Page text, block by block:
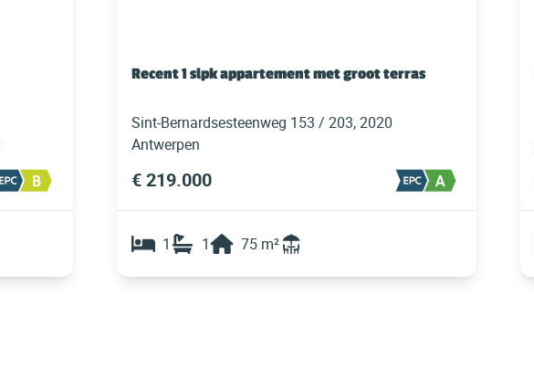
Recent 1 slpk appartement met groot terras
Sint-Bernardsesteenweg 153 / 203, 2020
Antwerpen
€ 219.000
1 1 75 m²